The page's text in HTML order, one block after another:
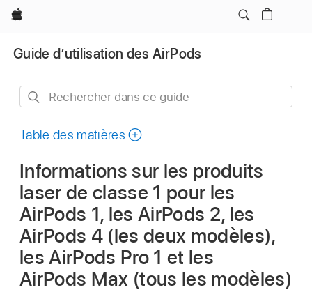
Apple
Guide d’utilisation des AirPods
Rechercher
ce
Table des matières
Informations sur les produits
laser de classe 1 pour les
AirPods 1, les AirPods 2, les
AirPods 4 (les deux modèles),
les AirPods Pro 1 et les
AirPods Max (tous les modèles)